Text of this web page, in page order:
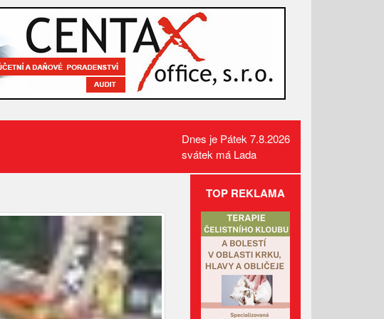
Požár pole v Lidečku vznikl při
sklizňových pracích. Oheň
zastavili hasiči
Kamerový systém nově dohlíží
na skatepark v Luhačovicích
Přehled kulturních akcí v okolí
Dnes je Pátek 7.8.2026
svátek má Lada
TOP REKLAMA